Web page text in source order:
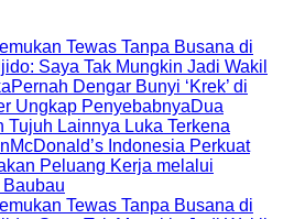
Tewas Tanpa Busana di
Saya Tak Mungkin Jadi Wakil
Pernah Dengar Bunyi ‘Krek’ di
Ungkap PenyebabnyaDua
Tujuh Lainnya Luka Terkena
McDonald’s Indonesia Perkuat
Peluang Kerja melalui
Tewas Tanpa Busana di